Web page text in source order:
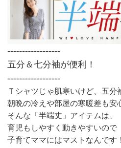
------------------
五分＆七分袖が便利！
------------------
Ｔシャツじゃ肌寒いけど、五分
朝晩の冷えや部屋の寒暖差も安
そんな「半端丈」アイテムは、
育児もしやすく動きやすいので
子育てママにはマストなんです！